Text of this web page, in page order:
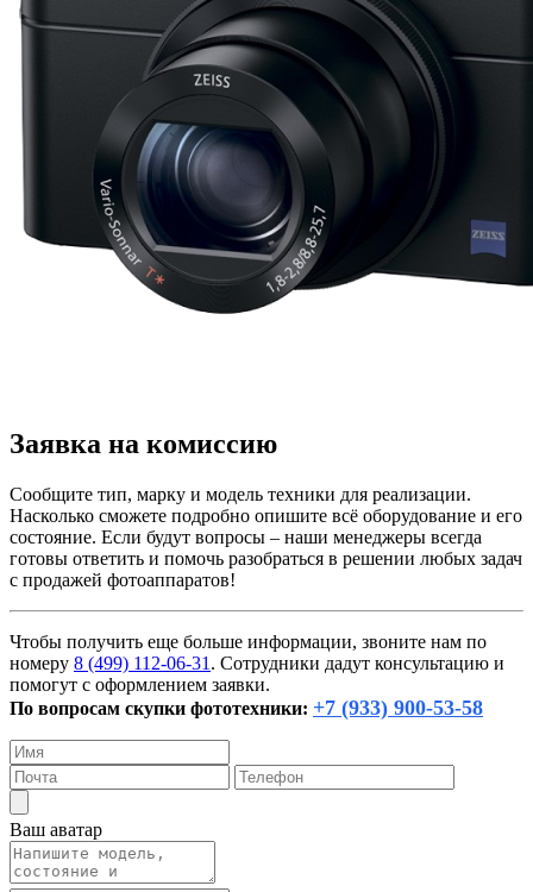
Заявка на комиссию
Сообщите тип, марку и модель техники для реализации.
Насколько сможете подробно опишите всё оборудование и его
состояние. Если будут вопросы – наши менеджеры всегда
готовы ответить и помочь разобраться в решении любых задач
с продажей фотоаппаратов!
Чтобы получить еще больше информации, звоните нам по
номеру 8 (499) 112-06-31 . Сотрудники дадут консультацию и
помогут с оформлением заявки.
По вопросам скупки фототехники: +7 (933) 900-53-58
Ваш аватар